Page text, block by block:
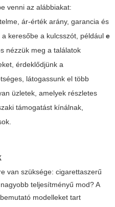
venni az alábbiakat:
ár-érték arány, garancia és
keresőbe a kulcsszót, például e
nézzük meg a találatok
érdeklődjünk a
látogassunk el több
üzletek, amelyek részletes
támogatást kínálnak,
van szüksége: cigarettaszerű
teljesítményű mod? A
modelleket tart